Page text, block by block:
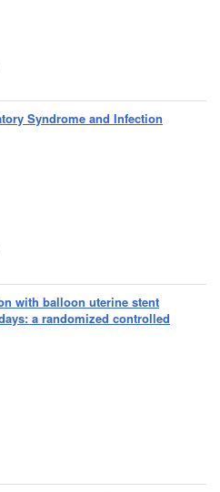
Syndrome and Infection
with balloon uterine stent
a randomized controlled